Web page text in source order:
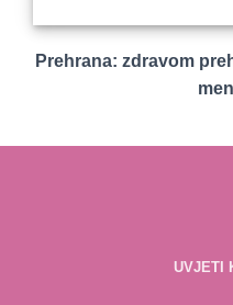
Prehrana: zdravom
UVJETI